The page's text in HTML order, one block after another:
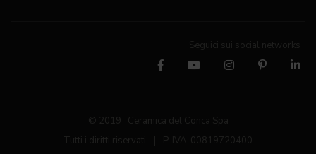
Seguici sui social networks
© 2019 Ceramica del Conca Spa
Tutti i diritti riservati
P. IVA 00819720400